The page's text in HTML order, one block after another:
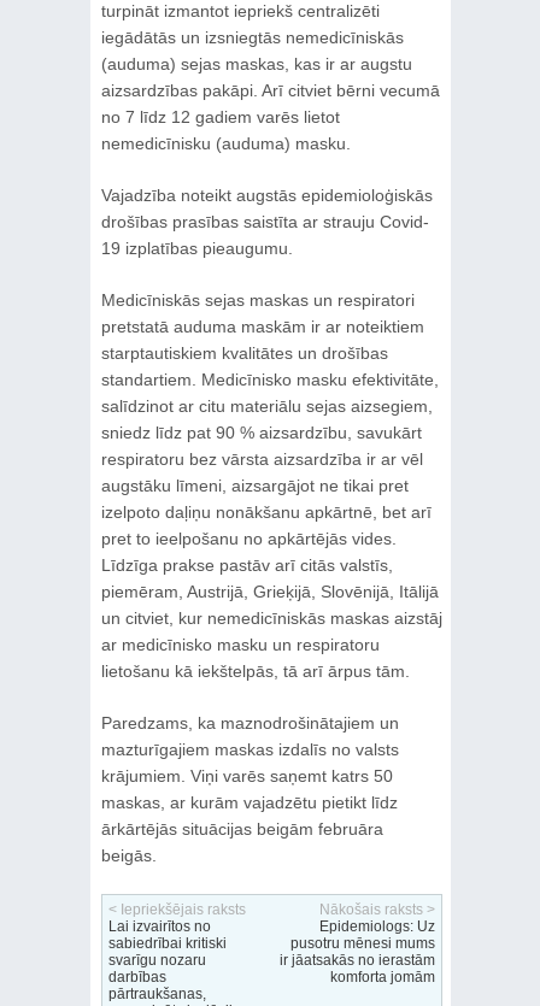
turpināt izmantot iepriekš centralizēti
iegādātās un izsniegtās nemedicīniskās
(auduma) sejas maskas, kas ir ar augstu
aizsardzības pakāpi. Arī citviet bērni vecumā
no 7 līdz 12 gadiem varēs lietot
nemedicīnisku (auduma) masku.
Vajadzība noteikt augstās epidemioloģiskās
drošības prasības saistīta ar strauju Covid-
19 izplatības pieaugumu.
Medicīniskās sejas maskas un respiratori
pretstatā auduma maskām ir ar noteiktiem
starptautiskiem kvalitātes un drošības
standartiem. Medicīnisko masku efektivitāte,
salīdzinot ar citu materiālu sejas aizsegiem,
sniedz līdz pat 90 % aizsardzību, savukārt
respiratoru bez vārsta aizsardzība ir ar vēl
augstāku līmeni, aizsargājot ne tikai pret
izelpoto daļiņu nonākšanu apkārtnē, bet arī
pret to ieelpošanu no apkārtējās vides.
Līdzīga prakse pastāv arī citās valstīs,
piemēram, Austrijā, Grieķijā, Slovēnijā, Itālijā
un citviet, kur nemedicīniskās maskas aizstāj
ar medicīnisko masku un respiratoru
lietošanu kā iekštelpās, tā arī ārpus tām.
Paredzams, ka maznodrošinātajiem un
mazturīgajiem maskas izdalīs no valsts
krājumiem. Viņi varēs saņemt katrs 50
maskas, ar kurām vajadzētu pietikt līdz
ārkārtējās situācijas beigām februāra
beigās.
< Iepriekšējais raksts
Lai izvairītos no
sabiedrībai kritiski
svarīgu nozaru
darbības
pārtraukšanas,
Nākošais raksts >
Epidemiologs: Uz
pusotru mēnesi mums
ir jāatsakās no ierastām
komforta jomām